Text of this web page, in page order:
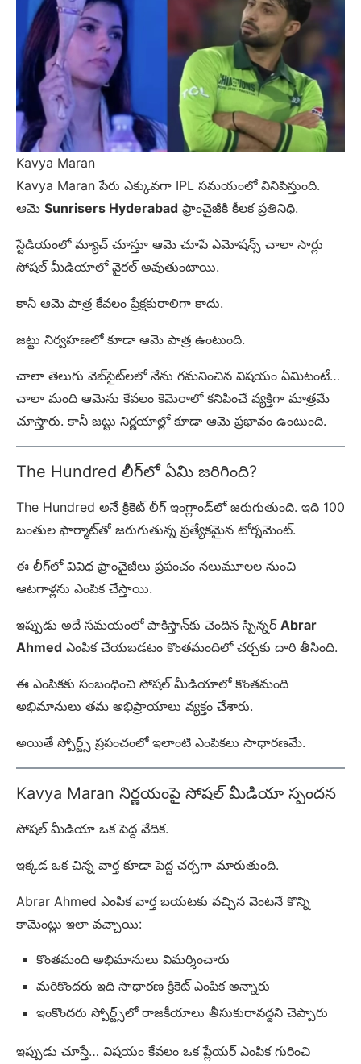
Kavya Maran
Kavya Maran పేరు ఎక్కువగా IPL సమయంలో వినిపిస్తుంది.
ఆమె Sunrisers Hyderabad ఫ్రాంచైజీకి కీలక ప్రతినిధి.
స్టేడియంలో మ్యాచ్ చూస్తూ ఆమె చూపే ఎమోషన్స్ చాలా సార్లు
సోషల్ మీడియాలో వైరల్ అవుతుంటాయి.
కానీ ఆమె పాత్ర కేవలం ప్రేక్షకురాలిగా కాదు.
జట్టు నిర్వహణలో కూడా ఆమె పాత్ర ఉంటుంది.
చాలా తెలుగు వెబ్‌సైట్‌లలో నేను గమనించిన విషయం ఏమిటంటే…
చాలా మంది ఆమెను కేవలం కెమెరాలో కనిపించే వ్యక్తిగా మాత్రమే
చూస్తారు. కానీ జట్టు నిర్ణయాల్లో కూడా ఆమె ప్రభావం ఉంటుంది.
The Hundred లీగ్‌లో ఏమి జరిగింది?
The Hundred అనే క్రికెట్ లీగ్ ఇంగ్లాండ్‌లో జరుగుతుంది. ఇది 100
బంతుల ఫార్మాట్‌తో జరుగుతున్న ప్రత్యేకమైన టోర్నమెంట్.
ఈ లీగ్‌లో వివిధ ఫ్రాంచైజీలు ప్రపంచం నలుమూలల నుంచి
ఆటగాళ్లను ఎంపిక చేస్తాయి.
ఇప్పుడు అదే సమయంలో పాకిస్తాన్‌కు చెందిన స్పిన్నర్ Abrar
Ahmed ఎంపిక చేయబడటం కొంతమందిలో చర్చకు దారి తీసింది.
ఈ ఎంపికకు సంబంధించి సోషల్ మీడియాలో కొంతమంది
అభిమానులు తమ అభిప్రాయాలు వ్యక్తం చేశారు.
అయితే స్పోర్ట్స్ ప్రపంచంలో ఇలాంటి ఎంపికలు సాధారణమే.
Kavya Maran నిర్ణయంపై సోషల్ మీడియా స్పందన
సోషల్ మీడియా ఒక పెద్ద వేదిక.
ఇక్కడ ఒక చిన్న వార్త కూడా పెద్ద చర్చగా మారుతుంది.
Abrar Ahmed ఎంపిక వార్త బయటకు వచ్చిన వెంటనే కొన్ని
కామెంట్లు ఇలా వచ్చాయి:
కొంతమంది అభిమానులు విమర్శించారు
మరికొందరు ఇది సాధారణ క్రికెట్ ఎంపిక అన్నారు
ఇంకొందరు స్పోర్ట్స్‌లో రాజకీయాలు తీసుకురావద్దని చెప్పారు
ఇప్పుడు చూస్తే… విషయం కేవలం ఒక ప్లేయర్ ఎంపిక గురించి